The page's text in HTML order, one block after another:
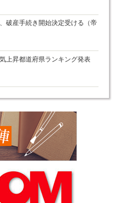
破産手続き開始決定受ける（帝
上昇都道府県ランキング発表